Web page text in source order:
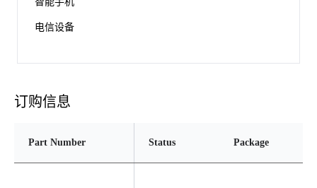
电信设备
订购信息
Part Number Status Package